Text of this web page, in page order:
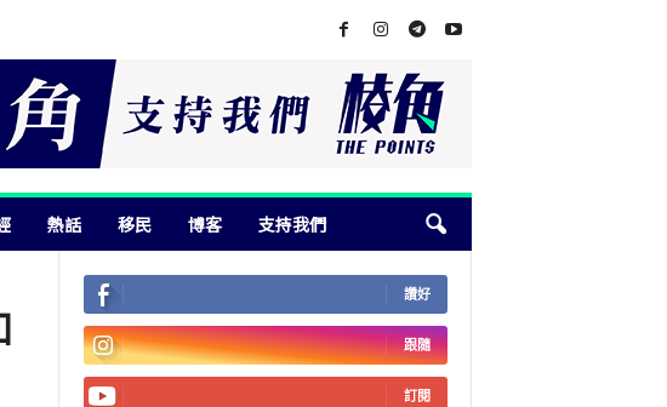
熱話 移民 博客 支持我們
讚好
跟隨
訂閱